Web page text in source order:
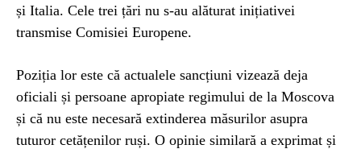
și Italia. Cele trei țări nu s-au alăturat inițiativei
transmise Comisiei Europene.
Poziția lor este că actualele sancțiuni vizează deja
oficiali și persoane apropiate regimului de la Moscova
și că nu este necesară extinderea măsurilor asupra
tuturor cetățenilor ruși. O opinie similară a exprimat și